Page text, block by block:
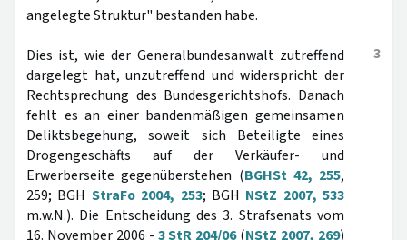
angelegte Struktur" bestanden habe.
3
Dies ist, wie der Generalbundesanwalt zutreffend
dargelegt hat, unzutreffend und widerspricht der
Rechtsprechung des Bundesgerichtshofs. Danach
fehlt es an einer bandenmäßigen gemeinsamen
Deliktsbegehung, soweit sich Beteiligte eines
Drogengeschäfts auf der Verkäufer- und
Erwerberseite gegenüberstehen (BGHSt 42, 255,
259; BGH StraFo 2004, 253; BGH NStZ 2007, 533
m.w.N.). Die Entscheidung des 3. Strafsenats vom
16. November 2006 - 3 StR 204/06(NStZ 2007, 269)